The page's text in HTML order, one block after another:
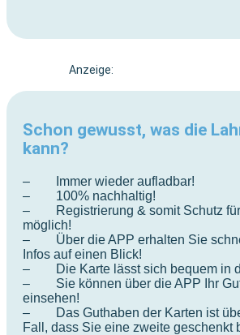
Anzeige:
Schon gewusst, was die
kann?
– Immer wieder aufladbar!
– 100% nachhaltig!
– Registrierung & somit Schutz für
möglich!
– Über die APP erhalten Sie
Infos auf einen Blick!
– Die Karte lässt sich bequem in
– Sie können über die APP Ihr
einsehen!
– Das Guthaben der Karten ist
Fall, dass Sie eine zweite geschenkt